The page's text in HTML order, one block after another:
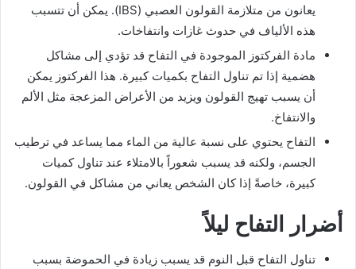
يعانون من متلازمة القولون العصبي (IBS). يمكن أن تتسبب
هذه الألياف في حدوث غازات وانتفاخات.
مادة الفركتوز الموجودة في التفاح قد تؤدي إلى مشاكل
هضمية إذا تم تناول التفاح بكميات كبيرة. هذا الفركتوز يمكن
أن يسبب تهيج القولون ويزيد من الأعراض المزعجة مثل الألم
والانتفاخ.
التفاح يحتوي على نسبة عالية من الماء مما يساعد في ترطيب
الجسم، ولكنه قد يسبب شعوراً بالامتلاء عند تناول كميات
كبيرة، خاصةً إذا كان الشخص يعاني من مشاكل في القولون.
أضرار التفاح ليلاً
تناول التفاح قبل النوم قد يسبب زيادة في الحموضة بسبب